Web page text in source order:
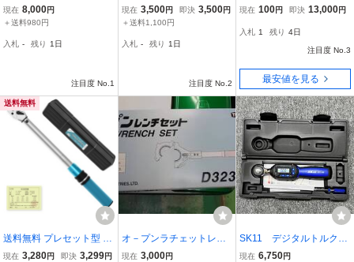
角 トルクレンチ 使用感少
ない 清掃済み 未校正 中
所
現在 8,000円
＋送料980円
入札 - 残り 1日
注目度 No.1
1/4インチ 差込角6.35mm
1-25Nm プレセット型 ソ
自転車 バイク 工具
現在 3,500円 即決 3,500円
＋送料1,100円
入札 - 残り 1日
注目度 No.2
ネ(TONE) プレセット形ト
ットタイプ) T2MN6 差込
角6.35mm(1/4) ブラック
現在 100円 即決 13,000円
入札 1 残り 4日
注目度 No.3
最安値を見る
送料無料
送料無料 プレセット型 ト
ルクレンチ 差込角 3/8 (9.
現在 3,280円 即決 3,299円
オ－プンラチェットレン
チ
現在 3,000円
SK11 デジタルトルクレ
ンチ SDT3-060 美品
現在 6,750円